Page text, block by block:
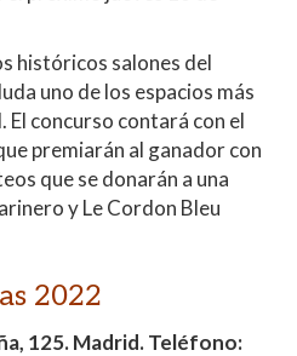
históricos salones del
uno de los espacios más
concurso contará con el
premiarán al ganador con
que se donarán a una
y Le Cordon Bleu
2022
125. Madrid. Teléfono: